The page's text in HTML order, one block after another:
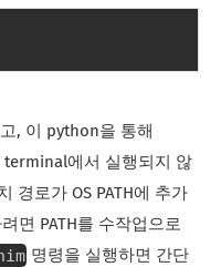
, 이 python을 통해
terminal에서 실행되지 않
경로가 OS PATH에 추가
면 PATH를 수작업으로
명령을 실행하면 간단